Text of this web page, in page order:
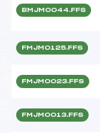
BMJM0044.FFS
FMJM0125.FFS
FMJM0023.FFS
FMJM0013.FFS